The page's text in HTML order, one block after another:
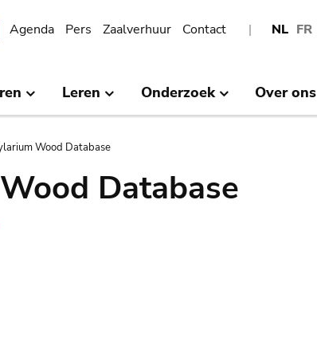
NL FR
Agenda Pers Zaalverhuur Contact
Leren Onderzoek Over ons
Wood Database
Database